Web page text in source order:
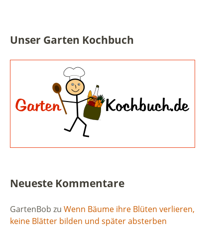
Unser Garten Kochbuch
Neueste Kommentare
GartenBob zu Wenn Bäume ihre Blüten verlieren,
keine Blätter bilden und später absterben